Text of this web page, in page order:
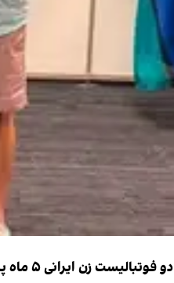
دو فوتبالیست زن ایرانی ۵ ماه پس از پناهندگی، شهروند استرالیا شدند